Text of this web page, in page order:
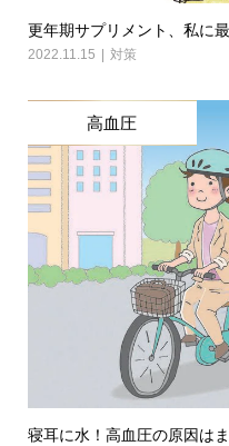
更年期サプリメント、私に
2022.11.15 対策
高血圧
寝耳に水！高血圧の原因は